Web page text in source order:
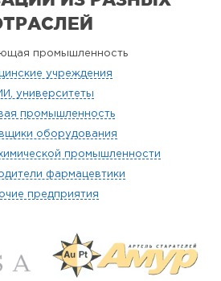
промышленность
учреждения
университеты
промышленность
оборудования
промышленности
фармацевтики
предприятия